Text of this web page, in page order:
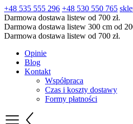
+48 535 555 296 +48 530 550 765
Darmowa dostawa listew od 700 zł.
Darmowa dostawa listew 300 cm od
Darmowa dostawa listew od 700 zł.
Opinie
Blog
Kontakt
Współpraca
Czas i koszty dostawy
Formy płatności